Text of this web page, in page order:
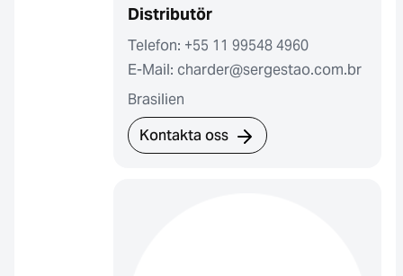
Distributör
Telefon: +55 11 99548 4960
E-Mail: charder@sergestao.com.br
Brasilien
Kontakta oss